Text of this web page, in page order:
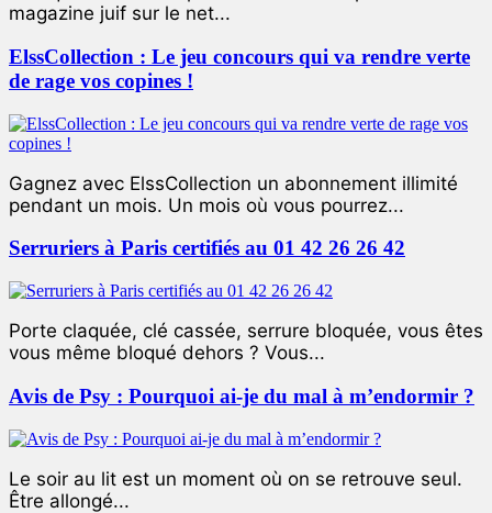
magazine juif sur le net...
ElssCollection : Le jeu concours qui va rendre verte
de rage vos copines !
Gagnez avec ElssCollection un abonnement illimité
pendant un mois. Un mois où vous pourrez...
Serruriers à Paris certifiés au 01 42 26 26 42
Porte claquée, clé cassée, serrure bloquée, vous êtes
vous même bloqué dehors ? Vous...
Avis de Psy : Pourquoi ai-je du mal à m’endormir ?
Le soir au lit est un moment où on se retrouve seul.
Être allongé...